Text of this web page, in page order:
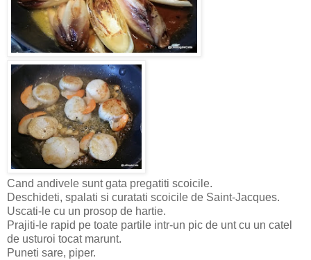
Cand andivele sunt gata pregatiti scoicile.
Deschideti, spalati si curatati scoicile de Saint-Jacques.
Uscati-le cu un prosop de hartie.
Prajiti-le rapid pe toate partile intr-un pic de unt cu un catel
de usturoi tocat marunt.
Puneti sare, piper.